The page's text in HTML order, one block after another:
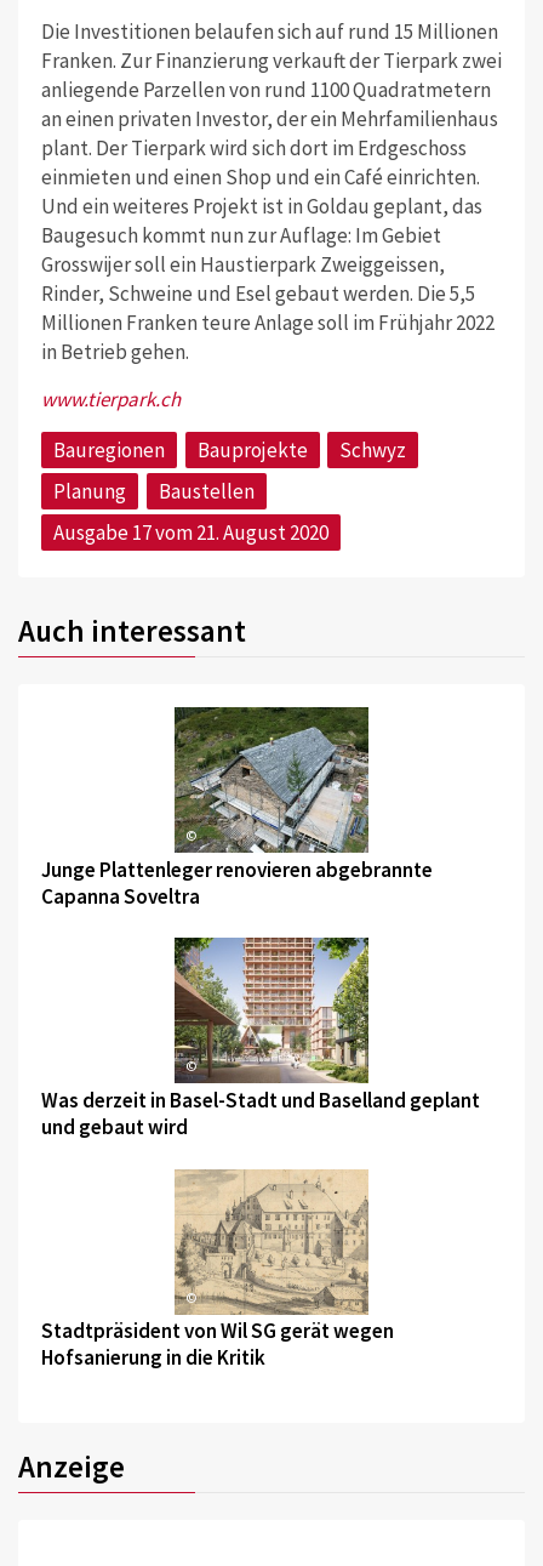
Die Investitionen belaufen sich auf rund 15 Millionen
Franken. Zur Finanzierung verkauft der Tierpark zwei
anliegende Parzellen von rund 1100 Quadratmetern
an einen privaten Investor, der ein Mehrfamilienhaus
plant. Der Tierpark wird sich dort im Erdgeschoss
einmieten und einen Shop und ein Café einrichten.
Und ein weiteres Projekt ist in Goldau geplant, das
Baugesuch kommt nun zur Auflage: Im Gebiet
Grosswijer soll ein Haustierpark Zweiggeissen,
Rinder, Schweine und Esel gebaut werden. Die 5,5
Millionen Franken teure Anlage soll im Frühjahr 2022
in Betrieb gehen.
www.tierpark.ch
Bauregionen
Bauprojekte
Schwyz
Planung
Baustellen
Ausgabe 17 vom 21. August 2020
Auch interessant
©
Junge Plattenleger renovieren abgebrannte
Capanna Soveltra
©
Was derzeit in Basel-Stadt und Baselland geplant
und gebaut wird
©
Stadtpräsident von Wil SG gerät wegen
Hofsanierung in die Kritik
Anzeige